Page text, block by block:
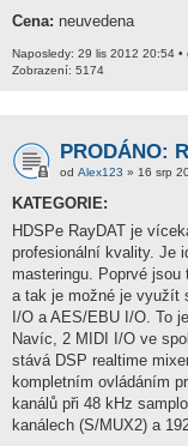
Cena: neuvedena
Naposledy: 29 lis 2012 20:54 •
Zobrazení: 5174
PRODÁNO:
od Alex123 » 16 srp
KATEGORIE:
HDSPe RayDAT je
profesionální kvality. Je
masteringu. Poprvé
a tak je možné je využít
I/O a AES/EBU I/O. To
Navíc, 2 MIDI I/O ve
stává DSP realtime
kompletním ovládáním
kanálů při 48 kHz
kanálech (S/MUX2) a